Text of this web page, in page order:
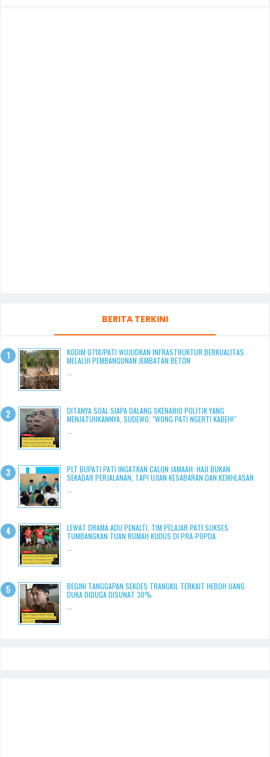
BERITA TERKINI
KODIM 0718/PATI WUJUDKAN INFRASTRUKTUR BERKUALITAS
MELALUI PEMBANGUNAN JEMBATAN BETON
DITANYA SOAL SIAPA DALANG SKENARIO POLITIK YANG
MENJATUHKANNYA, SUDEWO: "WONG PATI NGERTI KABEH!"
PLT BUPATI PATI INGATKAN CALON JAMAAH: HAJI BUKAN
SEKADAR PERJALANAN, TAPI UJIAN KESABARAN DAN KEIKHLASAN
LEWAT DRAMA ADU PENALTI, TIM PELAJAR PATI SUKSES
TUMBANGKAN TUAN RUMAH KUDUS DI PRA-POPDA
BEGINI TANGGAPAN SEKDES TRANGKIL TERKAIT HEBOH UANG
DUKA DIDUGA DISUNAT 30%